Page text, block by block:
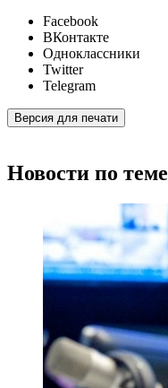
Facebook
ВКонтакте
Одноклассники
Twitter
Telegram
Версия для печати
Новости по теме